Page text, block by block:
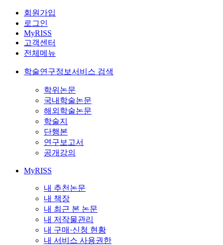
회원가입
로그인
MyRISS
고객센터
전체메뉴
학술연구정보서비스 검색
학위논문
국내학술논문
해외학술논문
학술지
단행본
연구보고서
공개강의
MyRISS
내 추천논문
내 책장
내 최근 본 논문
내 저작물관리
내 구매·신청 현황
내 서비스 사용권한